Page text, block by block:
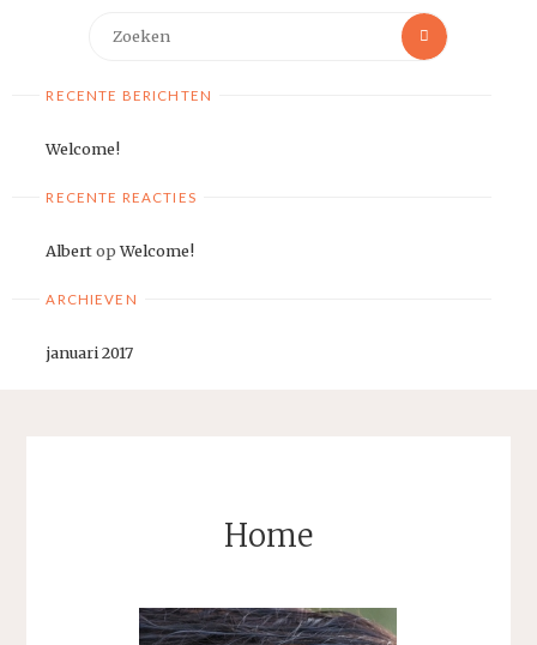
Zoeken
Zoeken
RECENTE BERICHTEN
Welcome!
RECENTE REACTIES
AlbertopWelcome!
ARCHIEVEN
januari 2017
Home